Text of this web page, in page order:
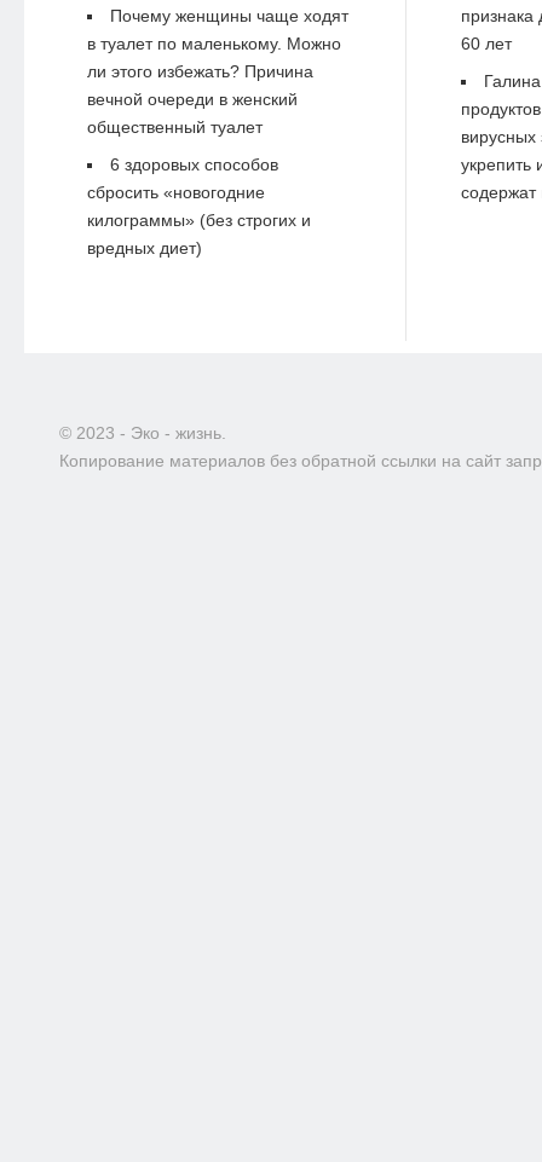
Почему женщины чаще ходят
в туалет по маленькому. Можно
ли этого избежать? Причина
вечной очереди в женский
общественный туалет
6 здоровых способов
сбросить «новогодние
килограммы» (без строгих и
вредных диет)
60 лет
Галина
вирусных
укрепить
содержат
© 2023 - Эко - жизнь.
Копирование материалов без обратной ссылки на сайт